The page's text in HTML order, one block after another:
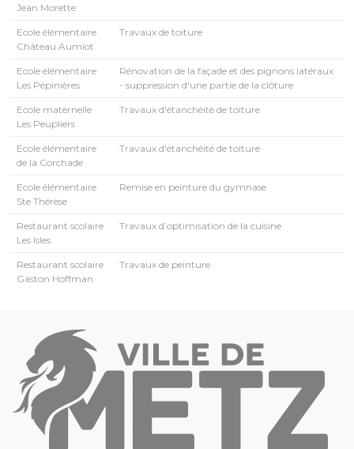
Jean Morette
Ecole élémentaire
Château Aumiot
Travaux de toiture
Ecole élémentaire
Les Pépinières
Rénovation de la façade et des pignons latéraux
- suppression d'une partie de la clôture
Ecole maternelle
Les Peupliers
Travaux d'étanchéité de toiture
Ecole élémentaire
de la Corchade
Travaux d'étanchéité de toiture
Ecole élémentaire
Ste Thérèse
Remise en peinture du gymnase
Restaurant scolaire
Les Isles
Travaux d’optimisation de la cuisine
Restaurant scolaire
Gaston Hoffman
Travaux de peinture